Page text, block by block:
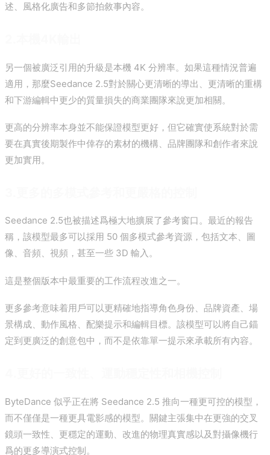
述、風格化廣告和多節拍敘事內容。
另一個被廣泛引用的升級是本機 4K 分辨率。如果這種情況普遍
適用，那麼Seedance 2.5對於關心更清晰的導出、更清晰的重構
和下游編輯中更少的質量損失的商業團隊來說更加相關。
更高的分辨率本身並不能保證模型更好，但它確實使系統對於需
要在真實後期製作中倖存的素材的機構、品牌團隊和創作者來說
更加實用。
Seedance 2.5也被描述爲極大地擴展了參考窗口。最近的報告
稱，該模型最多可以採用 50 個多模式參考資源，包括文本、圖
像、音頻、視頻，甚至一些 3D 輸入。
這是整個版本中最重要的工作流程改進之一。
更多參考意味着用戶可以更精確地指導角色身份、品牌資產、場
景構成、動作風格、配樂提示和編輯目標。該模型可以將自己錨
定到更廣泛的創意包中，而不是依靠單一提示來承載所有內容。
ByteDance 似乎正在將 Seedance 2.5 推向一種更可控的模型，
而不僅僅是一種更具電影感的模型。關鍵主張集中在更強的交叉
鏡頭一致性、更穩定的運動、改進的物理真實感以及對攝像機行
爲的更多導演式控制。